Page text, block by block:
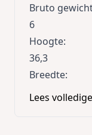
Bruto
6
Hoogte:
36,3
Breedte:
15,3
Lees